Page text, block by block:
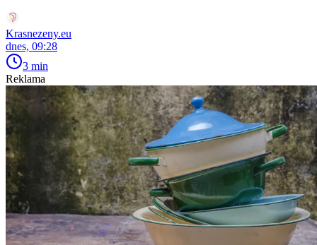
Krasnezeny.eu
dnes, 09:28
3 min
Reklama